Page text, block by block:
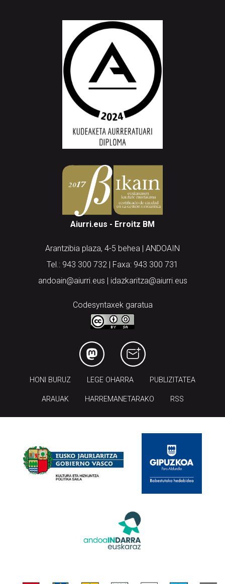
Aiurri.eus - Erroitz BM
Arantzibia plaza, 4-5 behea | ANDOAIN
Tel.: 943 300 732 | Faxa: 943 300 731
andoain@aiurri.eus | idazkaritza@aiurri.eus
Codesyntaxek garatua
HONI BURUZ LEGE OHARRA PUBLIZITATEA
ARAUAK HARREMANETARAKO RSS